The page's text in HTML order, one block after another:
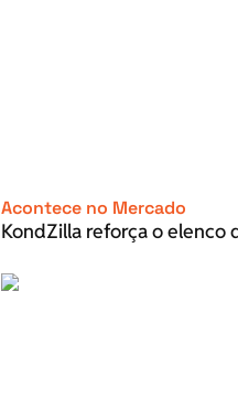
Acontece no Mercado
KondZilla reforça o elenco